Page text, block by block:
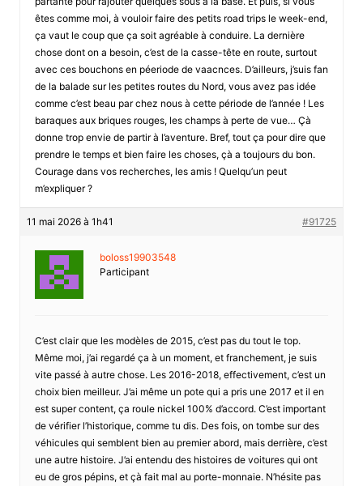
êtes comme moi, à vouloir faire des petits road trips le week-end,
ça vaut le coup que ça soit agréable à conduire. La dernière
chose dont on a besoin, c’est de la casse-tête en route, surtout
avec ces bouchons en péeriode de vaacnces. D’ailleurs, j’suis fan
de la balade sur les petites routes du Nord, vous avez pas idée
comme c’est beau par chez nous à cette période de l’année ! Les
baraques aux briques rouges, les champs à perte de vue… Çà
donne trop envie de partir à l’aventure. Bref, tout ça pour dire que
prendre le temps et bien faire les choses, çà a toujours du bon.
Courage dans vos recherches, les amis ! Quelqu’un peut
m’expliquer ?
11 mai 2026 à 1h41 #91725
boloss19903548
Participant
C’est clair que les modèles de 2015, c’est pas du tout le top.
Même moi, j’ai regardé ça à un moment, et franchement, je suis
vite passé à autre chose. Les 2016-2018, effectivement, c’est un
choix bien meilleur. J’ai même un pote qui a pris une 2017 et il en
est super content, ça roule nickel 100% d’accord. C’est important
de vérifier l’historique, comme tu dis. Des fois, on tombe sur des
véhicules qui semblent bien au premier abord, mais derrière, c’est
une autre histoire. J’ai entendu des histoires de voitures qui ont
eu de gros pépins, et çà fait mal au porte-monnaie. N’hésite pas